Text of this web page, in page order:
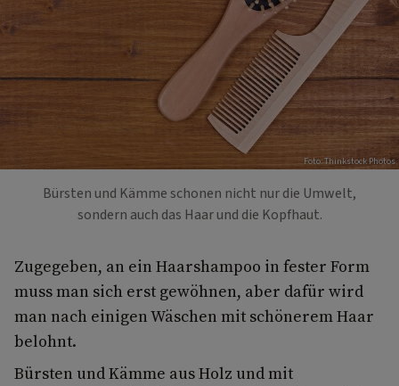
Foto: Thinkstock Photos
Bürsten und Kämme schonen nicht nur die Umwelt,
sondern auch das Haar und die Kopfhaut.
Zugegeben, an ein Haarshampoo in fester Form
muss man sich erst gewöhnen, aber dafür wird
man nach einigen Wäschen mit schönerem Haar
belohnt.
Bürsten und Kämme aus Holz und mit